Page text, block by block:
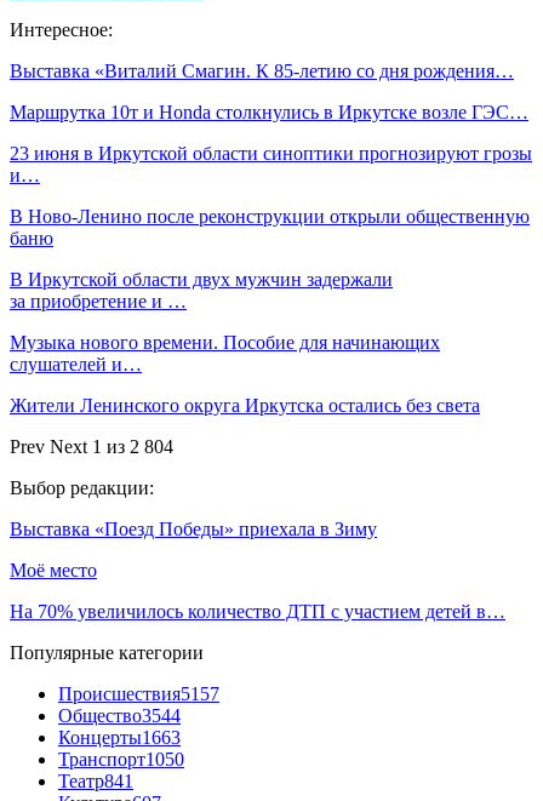
Интересное:
Выставка «Виталий Смагин. К 85-летию со дня рождения…
Маршрутка 10т и Honda столкнулись в Иркутске возле ГЭС…
23 июня в Иркутской области синоптики прогнозируют грозы
и…
В Ново-Ленино после реконструкции открыли общественную
баню
В Иркутской области двух мужчин задержали
за приобретение и …
Музыка нового времени. Пособие для начинающих
слушателей и…
Жители Ленинского округа Иркутска остались без света
Prev Next 1 из 2 804
Выбор редакции:
Выставка «Поезд Победы» приехала в Зиму
Моё место
На 70% увеличилось количество ДТП с участием детей в…
Популярные категории
Происшествия5157
Общество3544
Концерты1663
Транспорт1050
Театр841